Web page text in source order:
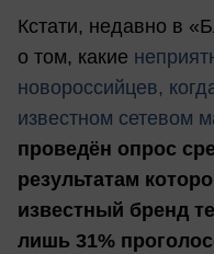
Кстати, недавно в
о том, какие
новороссийцев,
известном сетевом
проведён опрос
результатам
известный бренд
лишь 31%